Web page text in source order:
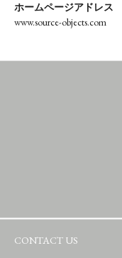
ホームページアドレス
www.source-objects.com
CONTACT US